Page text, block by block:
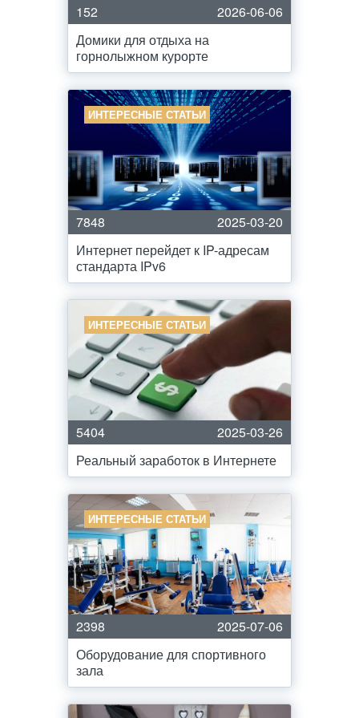
152
2026-06-06
Домики для отдыха на
горнолыжном курорте
ИНТЕРЕСНЫЕ СТАТЬИ
7848
2025-03-20
Интернет перейдет к IP-адресам
стандарта IPv6
ИНТЕРЕСНЫЕ СТАТЬИ
5404
2025-03-26
Реальный заработок в Интернете
ИНТЕРЕСНЫЕ СТАТЬИ
2398
2025-07-06
Оборудование для спортивного
зала